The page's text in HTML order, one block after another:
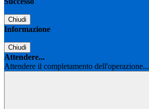
Chiudi
Informazione
Chiudi
Attendere...
Attendere il completamento dell'operazione...